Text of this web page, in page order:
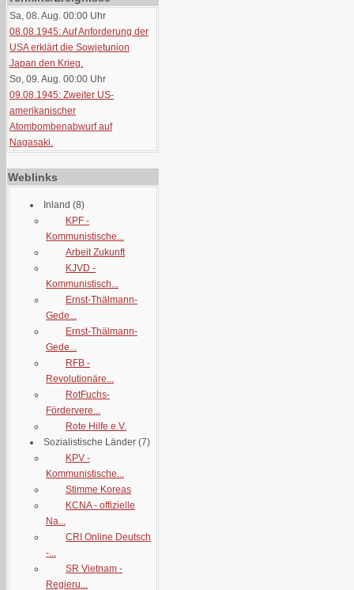
Sa, 08. Aug. 00:00 Uhr
08.08.1945: Auf Anforderung der
USA erklärt die Sowjetunion
Japan den Krieg.
So, 09. Aug. 00:00 Uhr
09.08.1945: Zweiter US-
amerikanischer
Atombombenabwurf auf
Nagasaki.
Weblinks
Inland (8)
KPF -
Kommunistische...
Arbeit Zukunft
KJVD -
Kommunistisch...
Ernst-Thälmann-
Gede...
Ernst-Thälmann-
Gede...
RFB -
Revolutionäre...
RotFuchs-
Fördervere...
Rote Hilfe e.V.
Sozialistische Länder (7)
KPV -
Kommunistische...
Stimme Koreas
KCNA - offizielle
Na...
CRI Online Deutsch
-...
SR Vietnam -
Regieru...